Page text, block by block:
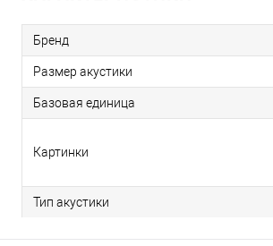
Бренд
Размер акустики
Базовая единица
Картинки
Тип акустики